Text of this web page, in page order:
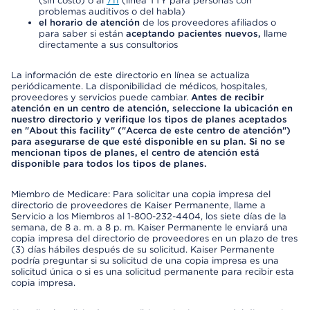
problemas auditivos o del habla)
el horario de atención de los proveedores afiliados o
para saber si están aceptando pacientes nuevos, llame
directamente a sus consultorios
La información de este directorio en línea se actualiza
periódicamente. La disponibilidad de médicos, hospitales,
proveedores y servicios puede cambiar. Antes de recibir
atención en un centro de atención, seleccione la ubicación en
nuestro directorio y verifique los tipos de planes aceptados
en "About this facility" ("Acerca de este centro de atención")
para asegurarse de que esté disponible en su plan. Si no se
mencionan tipos de planes, el centro de atención está
disponible para todos los tipos de planes.
Miembro de Medicare: Para solicitar una copia impresa del
directorio de proveedores de Kaiser Permanente, llame a
Servicio a los Miembros al 1-800-232-4404, los siete días de la
semana, de 8 a. m. a 8 p. m. Kaiser Permanente le enviará una
copia impresa del directorio de proveedores en un plazo de tres
(3) días hábiles después de su solicitud. Kaiser Permanente
podría preguntar si su solicitud de una copia impresa es una
solicitud única o si es una solicitud permanente para recibir esta
copia impresa.